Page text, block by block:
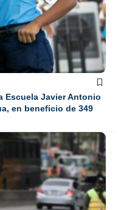
Escuela Javier Antonio
en beneficio de 349